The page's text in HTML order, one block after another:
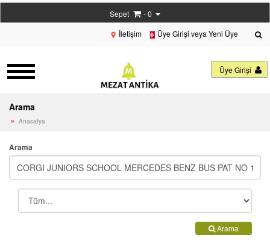
Sepet
- 0
İletişim
Üye Girişi veya Yeni Üye
Üye Girişi
Arama
Anasafya
Arama
Arama